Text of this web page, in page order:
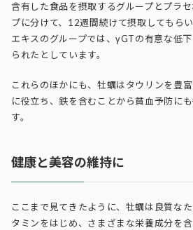
含有した食品を摂取するグループとプラ
プに分けて、12週間続けて摂取してもら
エキスのグループでは、γGTの有意な低
られたとしています。
これらのほかにも、牡蠣はタウリンを豊
に役立ち、鉄を含むことから貧血予防に
す。
健康と美容の維持に
ここまで見てきたように、牡蠣は良質な
タミンをはじめ、さまざまな栄養成分を含